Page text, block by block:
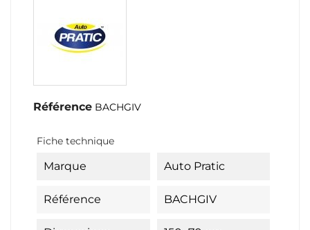
Référence BACHGIV
Fiche technique
Marque Auto Pratic
Référence BACHGIV